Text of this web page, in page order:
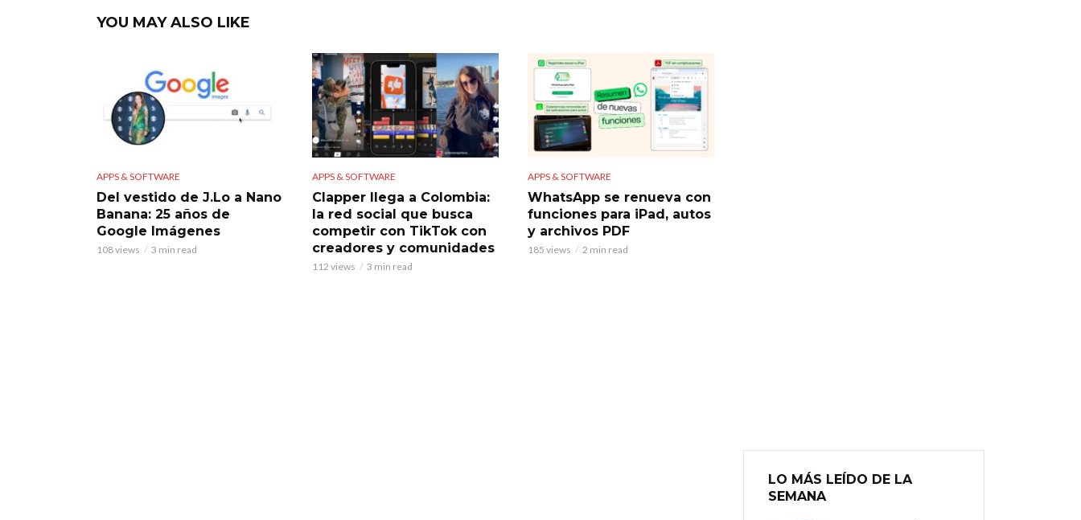
YOU MAY ALSO LIKE
APPS & SOFTWARE
Del vestido de J.Lo a Nano
Banana: 25 años de
Google Imágenes
108 views 3 min read
APPS & SOFTWARE
Clapper llega a Colombia:
la red social que busca
competir con TikTok con
creadores y comunidades
112 views 3 min read
APPS & SOFTWARE
WhatsApp se renueva con
funciones para iPad, autos
y archivos PDF
185 views 2 min read
LO MÁS LEÍDO DE LA
SEMANA